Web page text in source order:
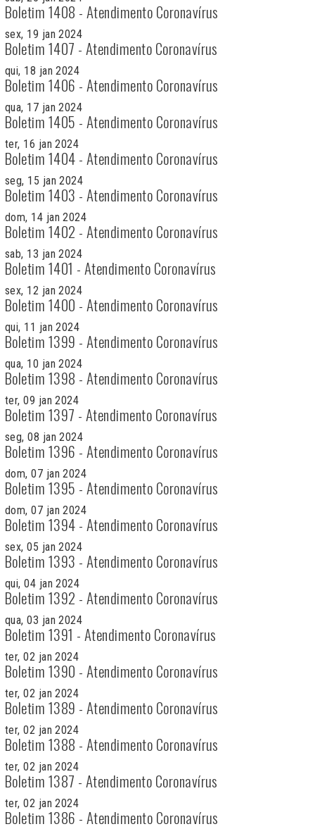
Boletim 1408 - Atendimento Coronavírus
sex, 19 jan 2024
Boletim 1407 - Atendimento Coronavírus
qui, 18 jan 2024
Boletim 1406 - Atendimento Coronavírus
qua, 17 jan 2024
Boletim 1405 - Atendimento Coronavírus
ter, 16 jan 2024
Boletim 1404 - Atendimento Coronavírus
seg, 15 jan 2024
Boletim 1403 - Atendimento Coronavírus
dom, 14 jan 2024
Boletim 1402 - Atendimento Coronavírus
sab, 13 jan 2024
Boletim 1401 - Atendimento Coronavírus
sex, 12 jan 2024
Boletim 1400 - Atendimento Coronavírus
qui, 11 jan 2024
Boletim 1399 - Atendimento Coronavírus
qua, 10 jan 2024
Boletim 1398 - Atendimento Coronavírus
ter, 09 jan 2024
Boletim 1397 - Atendimento Coronavírus
seg, 08 jan 2024
Boletim 1396 - Atendimento Coronavírus
dom, 07 jan 2024
Boletim 1395 - Atendimento Coronavírus
dom, 07 jan 2024
Boletim 1394 - Atendimento Coronavírus
sex, 05 jan 2024
Boletim 1393 - Atendimento Coronavírus
qui, 04 jan 2024
Boletim 1392 - Atendimento Coronavírus
qua, 03 jan 2024
Boletim 1391 - Atendimento Coronavírus
ter, 02 jan 2024
Boletim 1390 - Atendimento Coronavírus
ter, 02 jan 2024
Boletim 1389 - Atendimento Coronavírus
ter, 02 jan 2024
Boletim 1388 - Atendimento Coronavírus
ter, 02 jan 2024
Boletim 1387 - Atendimento Coronavírus
ter, 02 jan 2024
Boletim 1386 - Atendimento Coronavírus